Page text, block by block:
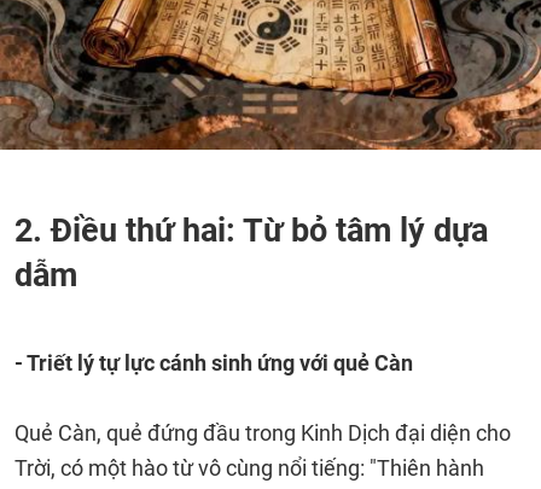
2. Điều thứ hai: Từ bỏ tâm lý dựa
dẫm
- Triết lý tự lực cánh sinh ứng với quẻ Càn
Quẻ Càn, quẻ đứng đầu trong Kinh Dịch đại diện cho
Trời, có một hào từ vô cùng nổi tiếng: "Thiên hành